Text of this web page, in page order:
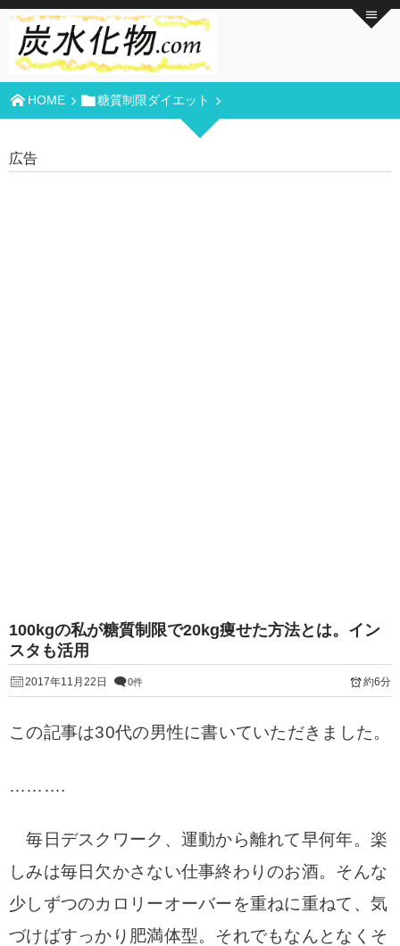
HOME 糖質制限ダイエット
広告
100kgの私が糖質制限で20kg痩せた方法とは。イン
スタも活用
2017年11月22日 0件 約6分
この記事は30代の男性に書いていただきました。
……….
毎日デスクワーク、運動から離れて早何年。楽
しみは毎日欠かさない仕事終わりのお酒。そんな
少しずつのカロリーオーバーを重ねに重ねて、気
づけばすっかり肥満体型。それでもなんとなくそ